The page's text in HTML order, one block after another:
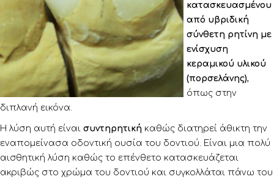
κατασκευασμένου
από υβριδική
σύνθετη ρητίνη με
ενίσχυση
κεραμικού υλικού
(πορσελάνης),
όπως στην
διπλανή εικόνα.
Η λύση αυτή είναι συντηρητική καθώς διατηρεί άθικτη την
εναπομείνασα οδοντική ουσία του δοντιού. Είναι μια πολύ
αισθητική λύση καθώς το επένθετο κατασκευάζεται
ακριβώς στο χρώμα του δοντιού και συγκολλάται πάνω του